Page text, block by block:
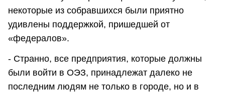
некоторые из собравшихся были приятно
удивлены поддержкой, пришедшей от
«федералов».
- Странно, все предприятия, которые должны
были войти в ОЭЗ, принадлежат далеко не
последним людям не только в городе, но и в